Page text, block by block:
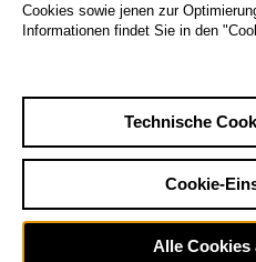
Cookies sowie jenen zur
Informationen findet Sie in den
Technische
Cookie-
Alle Cookies